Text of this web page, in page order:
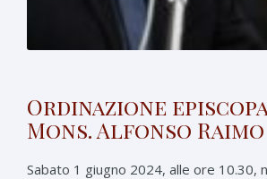
Ordinazione
Mons. Alfonso Raimo
Sabato 1 giugno 2024, alle ore 10.30,